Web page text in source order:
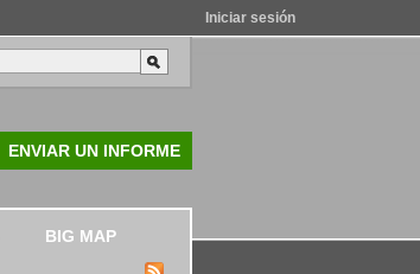
Iniciar sesión
ENVIAR UN INFORME
BIG MAP